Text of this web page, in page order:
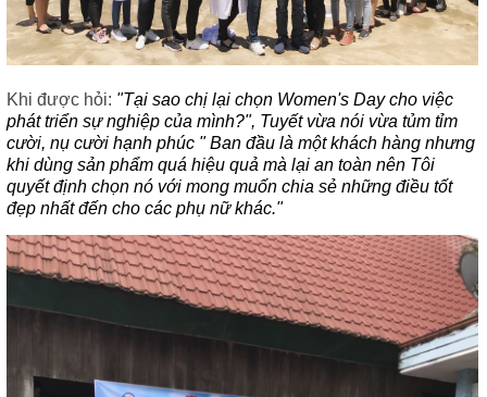
Khi được hỏi: "Tại sao chị lại chọn Women's Day cho việc
phát triển sự nghiệp của mình?", Tuyết vừa nói vừa tủm tỉm
cười, nụ cười hạnh phúc " Ban đầu là một khách hàng nhưng
khi dùng sản phẩm quá hiệu quả mà lại an toàn nên Tôi
quyết định chọn nó với mong muốn chia sẻ những điều tốt
đẹp nhất đến cho các phụ nữ khác."